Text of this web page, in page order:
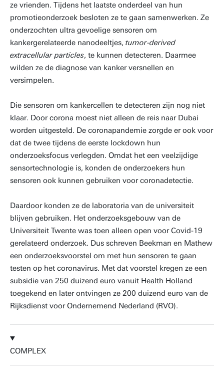
ze vrienden. Tijdens het laatste onderdeel van hun
promotieonderzoek besloten ze te gaan samenwerken. Ze
onderzochten ultra gevoelige sensoren om
kankergerelateerde nanodeeltjes, tumor-derived
extracellular particles, te kunnen detecteren. Daarmee
wilden ze de diagnose van kanker versnellen en
versimpelen.
Die sensoren om kankercellen te detecteren zijn nog niet
klaar. Door corona moest niet alleen de reis naar Dubai
worden uitgesteld. De coronapandemie zorgde er ook voor
dat de twee tijdens de eerste lockdown hun
onderzoeksfocus verlegden. Omdat het een veelzijdige
sensortechnologie is, konden de onderzoekers hun
sensoren ook kunnen gebruiken voor coronadetectie.
Daardoor konden ze de laboratoria van de universiteit
blijven gebruiken. Het onderzoeksgebouw van de
Universiteit Twente was toen alleen open voor Covid-19
gerelateerd onderzoek. Dus schreven Beekman en Mathew
een onderzoeksvoorstel om met hun sensoren te gaan
testen op het coronavirus. Met dat voorstel kregen ze een
subsidie van 250 duizend euro vanuit Health Holland
toegekend en later ontvingen ze 200 duizend euro van de
Rijksdienst voor Ondernemend Nederland (RVO).
COMPLEX